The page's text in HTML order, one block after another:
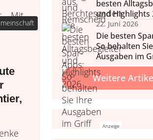
Tipps, Outdoor-Möbel
Wohlbefinden
Wellness, Yoga und
besten
und Highlights
22. Juni 2026
Die besten
So behalten
Ausgaben im
Weitere